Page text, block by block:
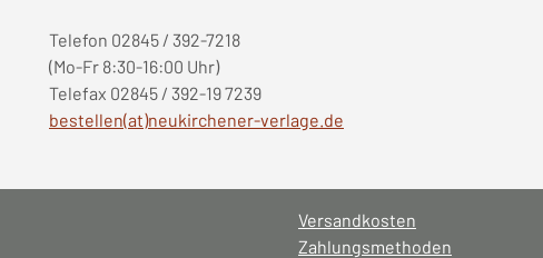
Telefon 02845 / 392-7218
(Mo-Fr 8:30-16:00 Uhr)
Telefax 02845 / 392-19 7239
bestellen(at)neukirchener-verlage.de
Versandkosten
Zahlungsmethoden